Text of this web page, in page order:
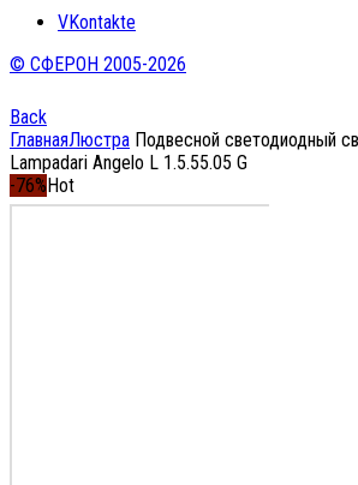
VKontakte
© СФЕРОН 2005-2026
Back
ГлавнаяЛюстра Подвесной светодиодный
Lampadari Angelo L 1.5.55.05 G
-76% Hot